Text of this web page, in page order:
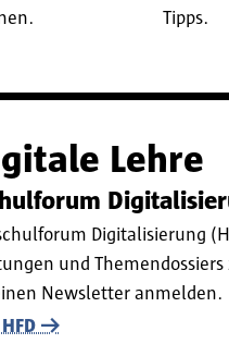
Tipps.
Lehre
Digitalisierung
und
Newsletter anmelden.